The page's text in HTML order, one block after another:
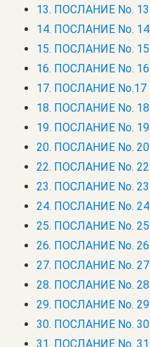
13. ПОСЛАНИЕ No. 13
14. ПОСЛАНИЕ No. 14
15. ПОСЛАНИЕ No. 15
16. ПОСЛАНИЕ No. 16
17. ПОСЛАНИЕ No.17
18. ПОСЛАНИЕ No. 18
19. ПОСЛАНИЕ No. 19
20. ПОСЛАНИЕ No. 20
22. ПОСЛАНИЕ No. 22
23. ПОСЛАНИЕ No. 23
24. ПОСЛАНИЕ No. 24
25. ПОСЛАНИЕ No. 25
26. ПОСЛАНИЕ No. 26
27. ПОСЛАНИЕ No. 27
28. ПОСЛАНИЕ No. 28
29. ПОСЛАНИЕ No. 29
30. ПОСЛАНИЕ No. 30
31. ПОСЛАНИЕ No. 31